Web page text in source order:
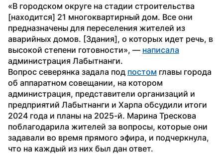
«В городском округе на стадии строительства
[находится] 21 многоквартирный дом. Все они
предназначены для переселения жителей из
аварийных домов. [Здания], о которых идет речь, в
высокой степени готовности», — написала
администрация Лабытнанги.
Вопрос северянка задала под постом главы города
об аппаратном совещании, на котором
администрация, представители организаций и
предприятий Лабытнанги и Харпа обсудили итоги
2024 года и планы на 2025-й. Марина Трескова
поблагодарила жителей за вопросы, которые они
задавали во время прямого эфира, и подчеркнула,
что на каждый из них был дан ответ.